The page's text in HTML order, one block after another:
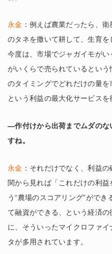
永金 ：例えば農業だったら、
のタネを撒いて耕して、生育
今度は、市場でジャガイモが
がいくらで売られているとい
のタイミングでどれだけの量を
という利益の最大化サービスを
―作付けから出荷までムダのな
すね。
永金 ：それだけでなく、利益
関から見れば「これだけの利
う“農場のスコアリング”がで
て融資ができる、という経済
に、そういったマイクロファ
タが多用されています。